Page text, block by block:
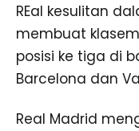
REal kesulitan
membuat
posisi ke tiga di
Barcelona dan
Real Madrid